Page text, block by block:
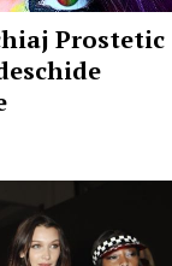
Prostetic